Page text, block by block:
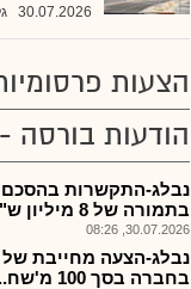
30.07.2026
הצעות
הודעות בורסה
נבלג-התקשרות בהסכם
בתמורה של 8 מיליון ש"ח
30.07.2026, 08:26
נבלג-הצעה מחייבת
בחברה בסך 100 מ'שח...